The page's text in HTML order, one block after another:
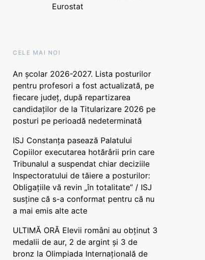
Eurostat
CELE MAI NOI
An școlar 2026-2027. Lista posturilor
pentru profesori a fost actualizată, pe
fiecare județ, după repartizarea
candidaților de la Titularizare 2026 pe
posturi pe perioadă nedeterminată
ISJ Constanța pasează Palatului
Copiilor executarea hotărârii prin care
Tribunalul a suspendat chiar deciziile
Inspectoratului de tăiere a posturilor:
Obligațiile vă revin „în totalitate” / ISJ
susține că s-a conformat pentru că nu
a mai emis alte acte
ULTIMĂ ORĂ Elevii români au obținut 3
medalii de aur, 2 de argint și 3 de
bronz la Olimpiada Internațională de